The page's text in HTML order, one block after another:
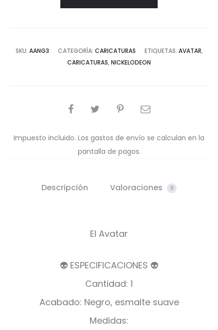
SKU: AANG3 CATEGORÍA: CARICATURAS ETIQUETAS: AVATAR,
CARICATURAS, NICKELODEON
COMPARTIR
Impuesto incluido. Los gastos de envío se calculan en la
pantalla de pagos.
Descripción Valoraciones 0
El Avatar
👽 ESPECIFICACIONES 👽
Cantidad: 1
Acabado: Negro, esmalte suave
Medidas: